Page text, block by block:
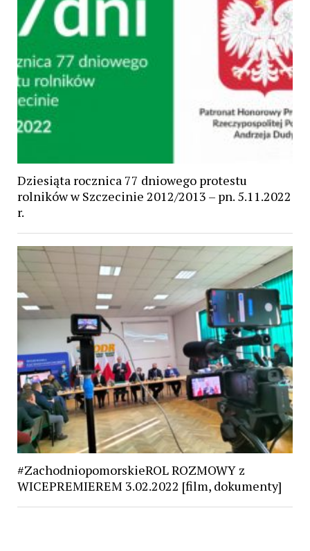
Dziesiąta rocznica 77 dniowego protestu
rolników w Szczecinie 2012/2013 – pn. 5.11.2022
r.
#ZachodniopomorskieROL ROZMOWY z
WICEPREMIEREM 3.02.2022 [film, dokumenty]